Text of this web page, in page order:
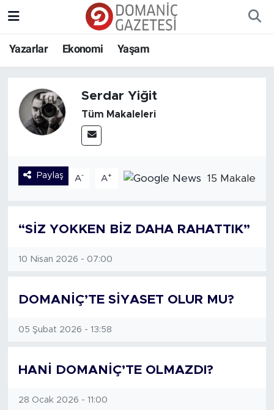
Yazarlar Ekonomi Yaşam
Serdar Yiğit
Tüm Makaleleri
Paylaş A- A+ 15 Makale
“SİZ YOKKEN BİZ DAHA RAHATTIK”
10 Nisan 2026 - 07:00
DOMANİÇ’TE SİYASET OLUR MU?
05 Şubat 2026 - 13:58
HANİ DOMANİÇ’TE OLMAZDI?
28 Ocak 2026 - 11:00